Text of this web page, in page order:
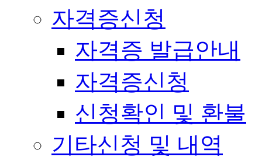
자격증신청
자격증 발급안내
자격증신청
신청확인 및 환불
기타신청 및 내역